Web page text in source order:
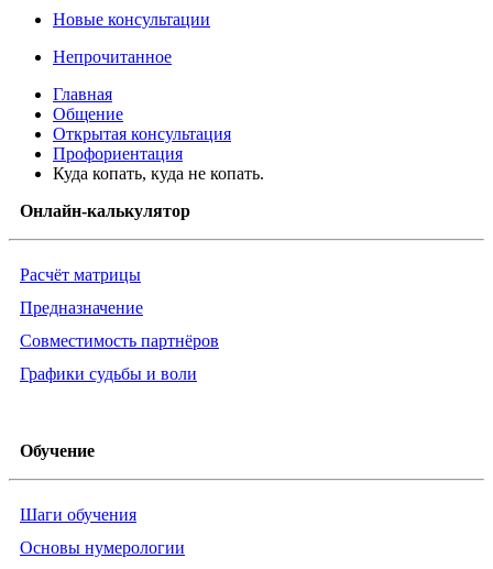
Новые консультации
Непрочитанное
Главная
Общение
Открытая консультация
Профориентация
Куда копать, куда не копать.
Онлайн-калькулятор
Расчёт матрицы
Предназначение
Совместимость партнёров
Графики судьбы и воли
Обучение
Шаги обучения
Основы нумерологии